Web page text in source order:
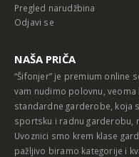
Pregled narudžbina
Odjavi se
NAŠA PRIČA
“Šifonjer” je premium online
vam nudimo polovnu,
standardne garderobe, koja
sportsku i radnu garderobu,
Uvoznici smo krem klase
pažljivo biramo kategorije i